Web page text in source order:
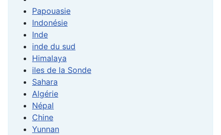
Papouasie
Indonésie
Inde
inde du sud
Himalaya
iles de la Sonde
Sahara
Algérie
Népal
Chine
Yunnan